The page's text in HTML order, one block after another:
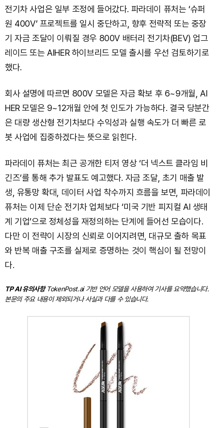
전기차 사업은 일부 조정에 들어갔다. 파라데이 퓨처는 ‘슈퍼
원 400V’ 프로젝트를 일시 중단하고, 향후 전략적 또는 중장
기 자금 조달이 이뤄질 경우 800V 배터리 전기차(BEV) 업그
레이드 또는 AIHER 하이브리드 모델 출시를 우선 검토하기로
했다.
회사 설명에 따르면 800V 모델은 자금 확보 후 6~9개월, AI
HER 모델은 9~12개월 안에 첫 인도가 가능하다. 결국 당분간
은 대량 생산형 전기차보다 수익성과 실행 속도가 더 빠른 로
봇 사업에 집중하겠다는 뜻으로 읽힌다.
파라데이 퓨처는 최근 공개한 티저 영상 ‘더 넥스트 클라임 비
긴즈’를 통해 추가 발표도 예고했다. 자금 조달, 초기 매출 발
생, 유통망 확대, 데이터 사업 착수까지 흐름을 보면, 파라데이
퓨처는 이제 단순 전기차 업체보다 ‘미국 기반 피지컬 AI 생태
계 기업’으로 정체성을 재정의하는 단계에 들어선 모습이다.
다만 이 전략이 시장의 신뢰로 이어지려면, 대규모 출하 목표
와 반복 매출 구조를 실제로 증명하는 것이 핵심이 될 전망이
다.
TP AI 유의사항TokenPost.ai 기반 언어 모델을 사용하여 기사를 요약했습니다.
본문의 주요 내용이 제외되거나 사실과 다를 수 있습니다.